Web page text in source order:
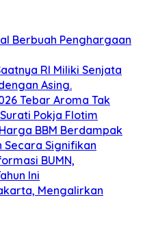
Berbuah Penghargaan
RI Miliki Senjata
Asing.
Tebar Aroma Tak
Pokja Flotim
BBM Berdampak
Secara Signifikan
BUMN,
Ini
Mengalirkan